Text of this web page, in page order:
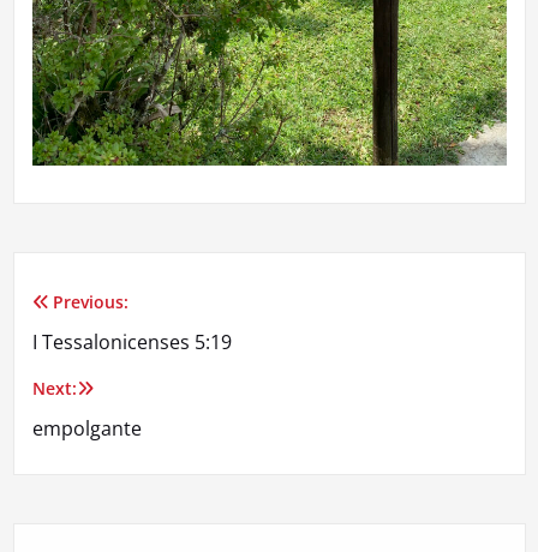
Navegação
de
Post
Previous:
I Tessalonicenses 5:19
Next:
empolgante